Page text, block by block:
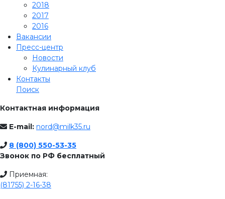
2018
2017
2016
Вакансии
Пресс-центр
Новости
Кулинарный клуб
Контакты
Поиск
Контактная информация
E-mail: nord@milk35.ru
8 (800) 550-53-35
Звонок по РФ бесплатный
Приемная:
(81755) 2-16-38